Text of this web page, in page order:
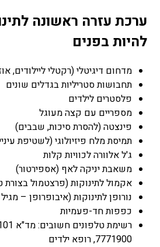
ערכת עזרה ראשונה
להיות בפנים
מדחום דיגיטלי (רקטלי ליילודים,
תחבושות סטריליות בגדלים שונים
פלסטרים לילדים
מספריים עם קצה מעוגל
פינצטה (להסרת סיכות, שבבים)
תמיסת מלח פיזיולוגי (לשטיפת
ג'ל אלוורה לכוויות קלות
משאבת יניקה לאף (אספירטור)
אקמול לתינוקות (פרצטמול בצורת
נורופן לתינוקות (איבופרופן – מגיל 6 חודשים בלבד)
כפפות חד-פעמיות
7771900, רופא ילדים